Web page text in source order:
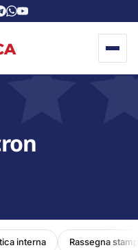
interna Rassegna